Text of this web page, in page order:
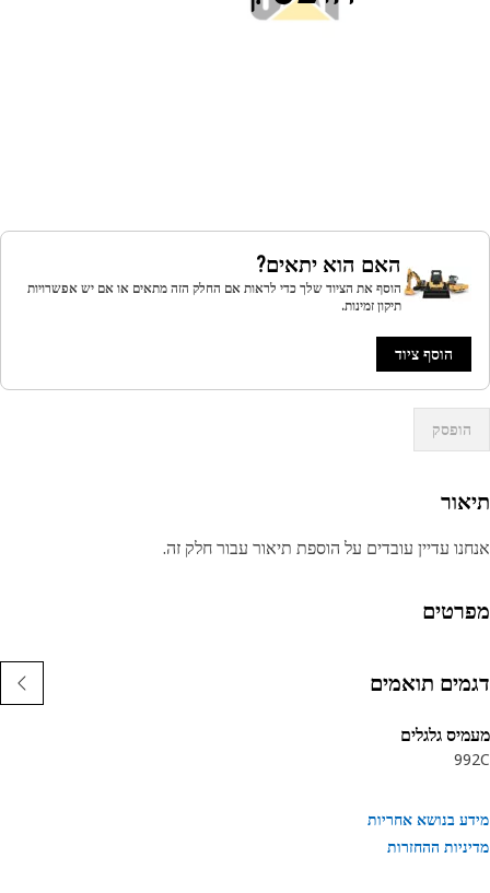
האם הוא יתאים?
הוסף את הציוד שלך כדי לראות אם החלק הזה מתאים או אם יש אפשרויות
תיקון זמינות.
הוסף ציוד
הופסק
עדיין עובדים על הוספת תיאור עבור חלק זה.
תואמים
גלגלים
בנושא אחריות
ההחזרות